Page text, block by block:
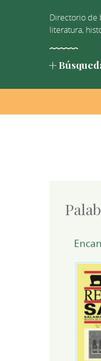
Directorio de
literatura,